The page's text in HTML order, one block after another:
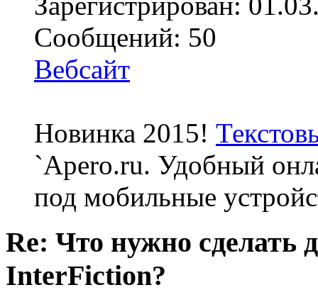
Сообщений: 50
Вебсайт
Новинка 2015!
`Apero.ru. Удобный
под мобильные
Re: Что нужно сделать
InterFiction?